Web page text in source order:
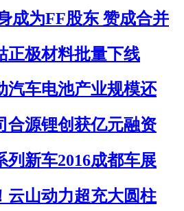
成为FF股东 赞成合并
正极材料批量下线
汽车电池产业规模还
合源锂创获亿元融资
列新车2016成都车展
云山动力超充大圆柱